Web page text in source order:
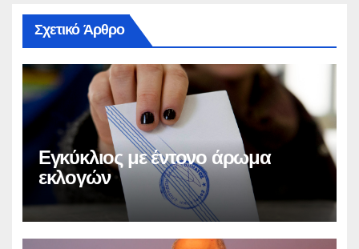
Σχετικό Άρθρο
Εγκύκλιος με έντονο άρωμα
εκλογών